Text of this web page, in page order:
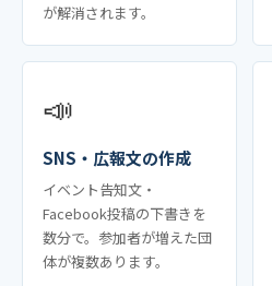
が解消されます。
📣
SNS・広報文の作成
イベント告知文・
Facebook投稿の下書きを
数分で。参加者が増えた団
体が複数あります。